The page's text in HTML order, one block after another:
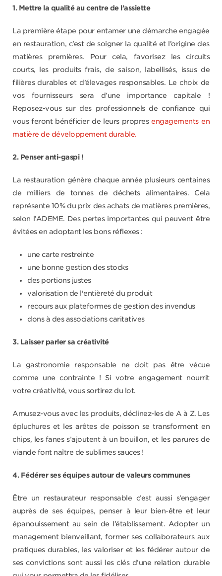
1. Mettre la qualité au centre de l’assiette
La première étape pour entamer une démarche engagée
en restauration, c’est de soigner la qualité et l’origine des
matières premières. Pour cela, favorisez les circuits
courts, les produits frais, de saison, labellisés, issus de
filières durables et d’élevages responsables. Le choix de
vos fournisseurs sera d’une importance capitale !
Reposez-vous sur des professionnels de confiance qui
vous feront bénéficier de leurs propresengagements en
matière de développement durable.
2. Penser anti-gaspi !
La restauration génère chaque année plusieurs centaines
de milliers de tonnes de déchets alimentaires. Cela
représente 10% du prix des achats de matières premières,
selon l’ADEME. Des pertes importantes qui peuvent être
évitées en adoptant les bons réflexes :
une carte restreinte
une bonne gestion des stocks
des portions justes
valorisation de l'entièreté du produit
recours aux plateformes de gestion des invendus
dons à des associations caritatives
3. Laisser parler sa créativité
La gastronomie responsable ne doit pas être vécue
comme une contrainte ! Si votre engagement nourrit
votre créativité, vous sortirez du lot.
Amusez-vous avec les produits, déclinez-les de A à Z. Les
épluchures et les arêtes de poisson se transforment en
chips, les fanes s’ajoutent à un bouillon, et les parures de
viande font naître de sublimes sauces !
4. Fédérer ses équipes autour de valeurs communes
Être un restaurateur responsable c’est aussi s’engager
auprès de ses équipes, penser à leur bien-être et leur
épanouissement au sein de l’établissement. Adopter un
management bienveillant, former ses collaborateurs aux
pratiques durables, les valoriser et les fédérer autour de
ses convictions sont aussi les clés d’une relation durable